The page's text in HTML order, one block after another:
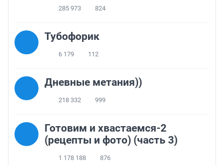
285 973 824
Тубофорик
6 179 112
Дневные метания))
218 332 999
Готовим и хвастаемся-2
(рецепты и фото) (часть 3)
1 178 188 876